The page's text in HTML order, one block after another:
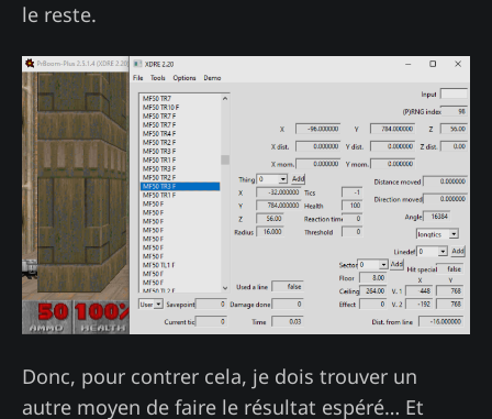
le reste.
Donc, pour contrer cela, je dois trouver un
autre moyen de faire le résultat espéré… Et